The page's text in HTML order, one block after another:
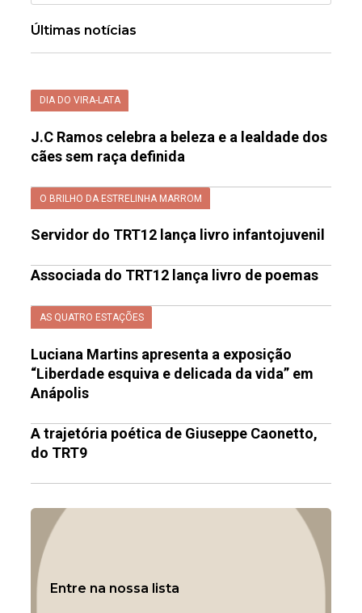
Últimas notícias
DIA DO VIRA-LATA
J.C Ramos celebra a beleza e a lealdade dos
cães sem raça definida
O BRILHO DA ESTRELINHA MARROM
Servidor do TRT12 lança livro infantojuvenil
Associada do TRT12 lança livro de poemas
AS QUATRO ESTAÇÕES
Luciana Martins apresenta a exposição
“Liberdade esquiva e delicada da vida” em
Anápolis
A trajetória poética de Giuseppe Caonetto,
do TRT9
Entre na nossa lista